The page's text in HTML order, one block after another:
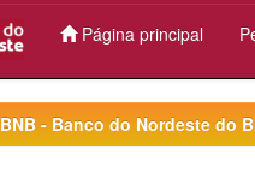
Página principal
- Banco do Nordeste do